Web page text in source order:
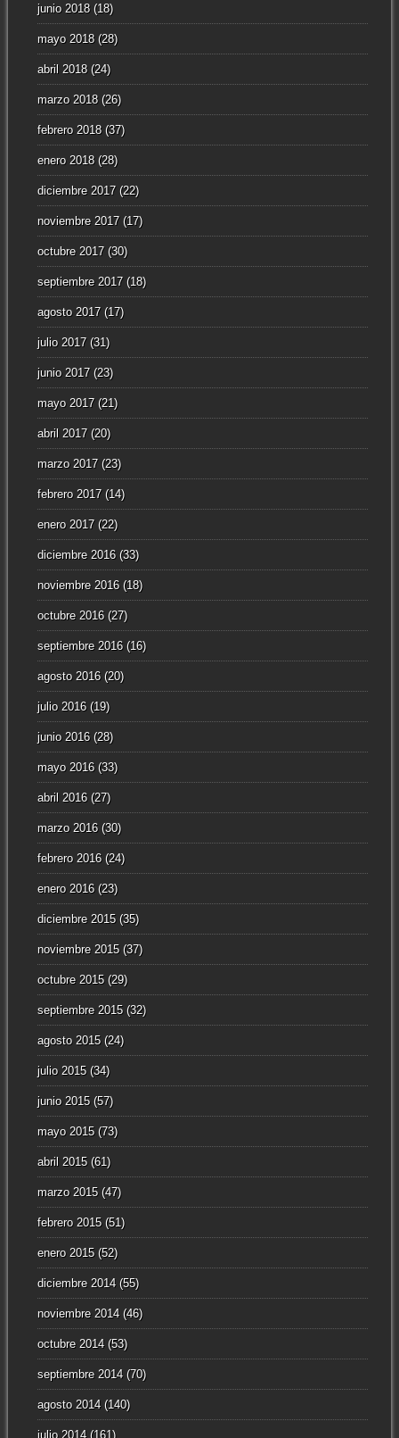
junio 2018(18)
mayo 2018(28)
abril 2018(24)
marzo 2018(26)
febrero 2018(37)
enero 2018(28)
diciembre 2017(22)
noviembre 2017(17)
octubre 2017(30)
septiembre 2017(18)
agosto 2017(17)
julio 2017(31)
junio 2017(23)
mayo 2017(21)
abril 2017(20)
marzo 2017(23)
febrero 2017(14)
enero 2017(22)
diciembre 2016(33)
noviembre 2016(18)
octubre 2016(27)
septiembre 2016(16)
agosto 2016(20)
julio 2016(19)
junio 2016(28)
mayo 2016(33)
abril 2016(27)
marzo 2016(30)
febrero 2016(24)
enero 2016(23)
diciembre 2015(35)
noviembre 2015(37)
octubre 2015(29)
septiembre 2015(32)
agosto 2015(24)
julio 2015(34)
junio 2015(57)
mayo 2015(73)
abril 2015(61)
marzo 2015(47)
febrero 2015(51)
enero 2015(52)
diciembre 2014(55)
noviembre 2014(46)
octubre 2014(53)
septiembre 2014(70)
agosto 2014(140)
julio 2014(161)